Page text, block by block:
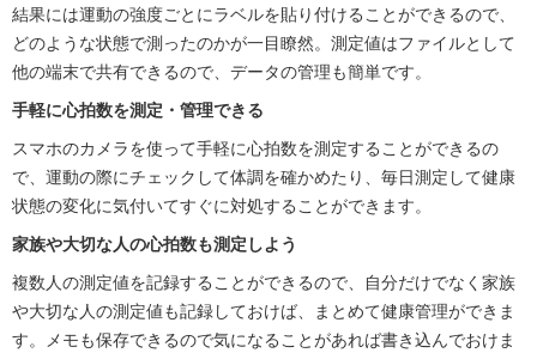
結果には運動の強度ごとにラベルを貼り付けることができるので、
どのような状態で測ったのかが一目瞭然。測定値はファイルとして
他の端末で共有できるので、データの管理も簡単です。
手軽に心拍数を測定・管理できる
スマホのカメラを使って手軽に心拍数を測定することができるの
で、運動の際にチェックして体調を確かめたり、毎日測定して健康
状態の変化に気付いてすぐに対処することができます。
家族や大切な人の心拍数も測定しよう
複数人の測定値を記録することができるので、自分だけでなく家族
や大切な人の測定値も記録しておけば、まとめて健康管理ができま
す。メモも保存できるので気になることがあれば書き込んでおけま